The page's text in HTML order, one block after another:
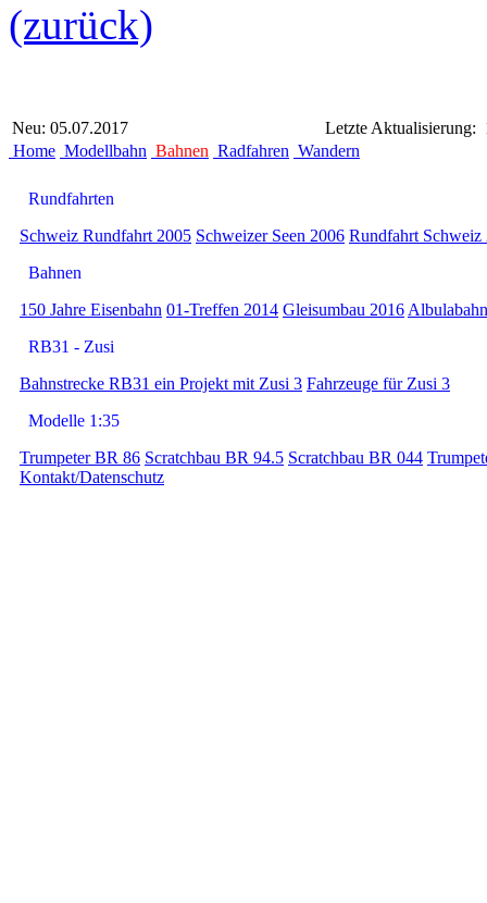
(zurück)
Neu: 05.07.2017
Letzte Aktualisierung:
Home Modellbahn Bahnen Radfahren Wandern
Rundfahrten
Schweiz Rundfahrt 2005 Schweizer Seen 2006 Rundfahrt Schweiz
Bahnen
150 Jahre Eisenbahn 01-Treffen 2014 Gleisumbau 2016Albulabahn
RB31 - Zusi
Bahnstrecke RB31 ein Projekt mit Zusi 3 Fahrzeuge für Zusi 3
Modelle 1:35
Trumpeter BR 86 Scratchbau BR 94.5 Scratchbau BR 044
Kontakt/Datenschutz